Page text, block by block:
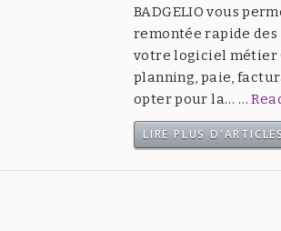
BADGELIO vous
remontée rapide
votre logiciel métier
planning, paie,
opter pour la… …
LIRE PLUS